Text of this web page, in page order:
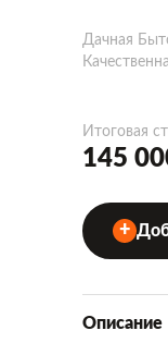
Дачная
Итоговая
145
Описание